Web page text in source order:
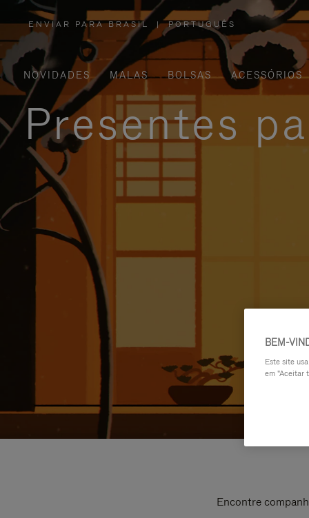
ENVIAR PARA BRASIL
,
POR
FAVOR,
SELECIONE
SUA
LOCALIZAÇÃO
| PORTUGUÊS
NOVIDADES MALAS BOLSAS ACESSÓRIOS
Presentes
Encontre
BEM-
Este site
em "Aceitar